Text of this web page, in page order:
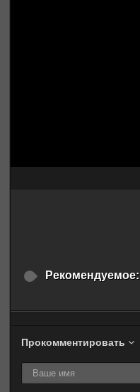
Рекомендуемое:
Прокомментировать